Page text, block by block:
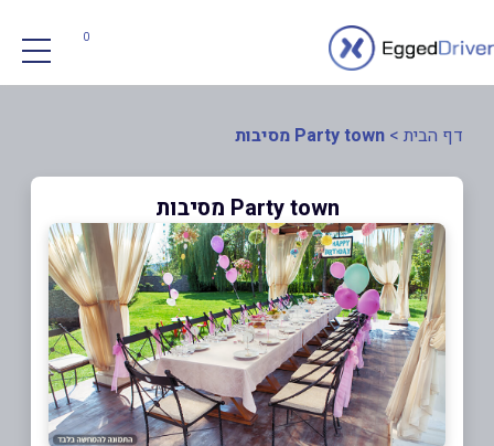
0
דף הבית > Party town מסיבות
Party town מסיבות